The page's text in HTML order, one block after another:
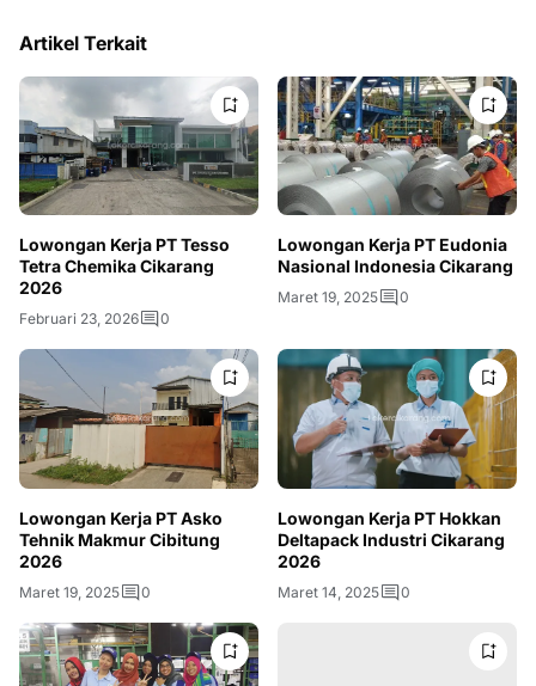
Artikel Terkait
Lowongan Kerja PT Tesso
Tetra Chemika Cikarang
2026
Februari 23, 2026 0
Lowongan Kerja PT Eudonia
Nasional Indonesia Cikarang
Maret 19, 2025 0
Lowongan Kerja PT Asko
Tehnik Makmur Cibitung
2026
Maret 19, 2025 0
Lowongan Kerja PT Hokkan
Deltapack Industri Cikarang
2026
Maret 14, 2025 0